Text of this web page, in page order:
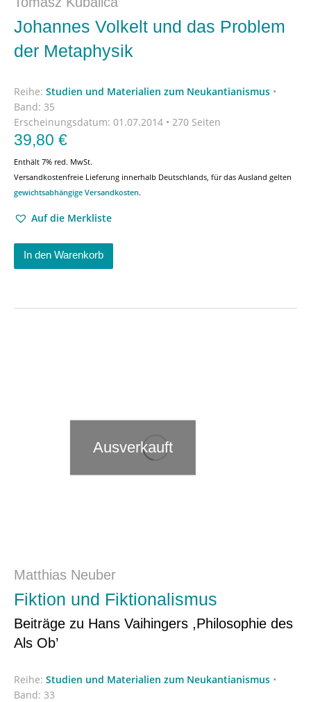
Johannes Volkelt und das Problem
der Metaphysik
Reihe: Studien und Materialien zum Neukantianismus •
Band: 35
Erscheinungsdatum: 01.07.2014 • 270 Seiten
39,80 €
Enthält 7% red. MwSt.
Versandkostenfreie Lieferung innerhalb Deutschlands, für das Ausland gelten
gewichtsabhängige Versandkosten.
Auf die Merkliste
In den Warenkorb
Ausverkauft
Matthias Neuber
Fiktion und Fiktionalismus
Beiträge zu Hans Vaihingers ,Philosophie des
Als Ob’
Reihe: Studien und Materialien zum Neukantianismus •
Band: 33